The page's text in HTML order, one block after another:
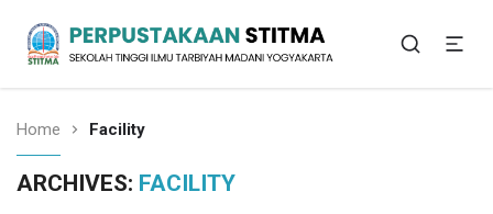
Perpustakaan STITMA
Home Facility
ARCHIVES: FACILITY